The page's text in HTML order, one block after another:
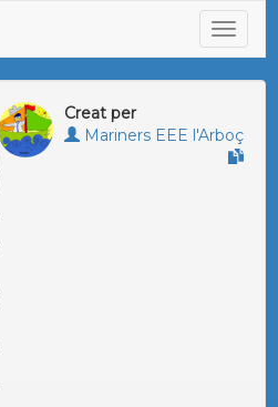
Creat per
Mariners EEE l'Arboç